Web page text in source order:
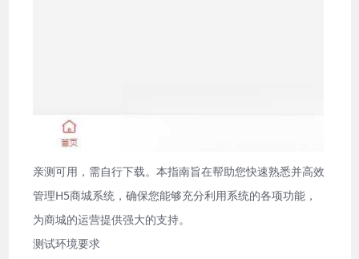
亲测可用，需自行下载。本指南旨在帮助您快速熟悉并高效
管理H5商城系统，确保您能够充分利用系统的各项功能，
为商城的运营提供强大的支持。
测试环境要求